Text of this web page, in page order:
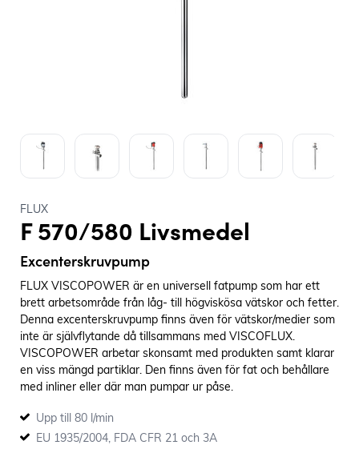
FLUX
F 570/580 Livsmedel
Excenterskruvpump
FLUX VISCOPOWER är en universell fatpump som har ett
brett arbetsområde från låg- till högviskösa vätskor och fetter.
Denna excenterskruvpump finns även för vätskor/medier som
inte är självflytande då tillsammans med VISCOFLUX.
VISCOPOWER arbetar skonsamt med produkten samt klarar
en viss mängd partiklar. Den finns även för fat och behållare
med inliner eller där man pumpar ur påse.
Upp till 80 l/min
EU 1935/2004, FDA CFR 21 och 3A